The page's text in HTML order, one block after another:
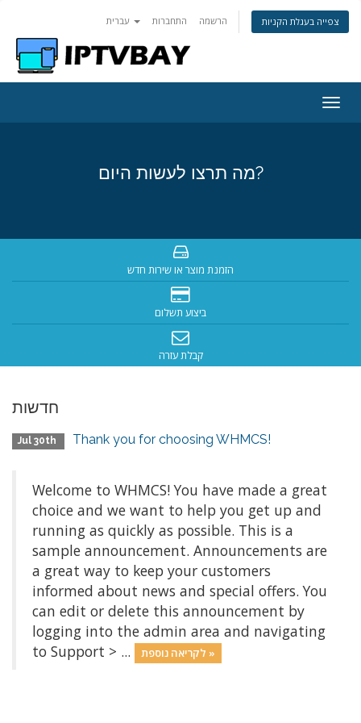
התחברות הרשמה צפייה בעגלת הקניות
מה תרצו לעשות היום?
הזמנת מוצר או שירות חדש
ביצוע תשלום
קבלת עזרה
חדשות
Jul 30th Thank you for choosing WHMCS!
Welcome to WHMCS! You have made a great
choice and we want to help you get up and
running as quickly as possible. This is a
sample announcement. Announcements are
a great way to keep your customers
informed about news and special offers. You
can edit or delete this announcement by
logging into the admin area and navigating
to Support > ...
לקריאה נוספת »